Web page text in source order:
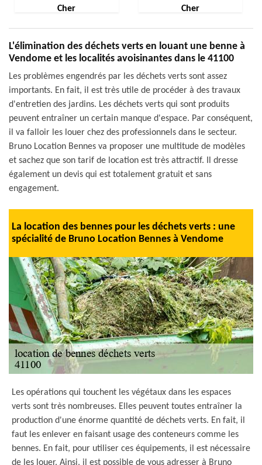
Cher
Cher
L'élimination des déchets verts en louant une benne à
Vendome et les localités avoisinantes dans le 41100
Les problèmes engendrés par les déchets verts sont assez
importants. En fait, il est très utile de procéder à des travaux
d'entretien des jardins. Les déchets verts qui sont produits
peuvent entraîner un certain manque d'espace. Par conséquent,
il va falloir les louer chez des professionnels dans le secteur.
Bruno Location Bennes va proposer une multitude de modèles
et sachez que son tarif de location est très attractif. Il dresse
également un devis qui est totalement gratuit et sans
engagement.
La location des bennes pour les déchets verts : une
spécialité de Bruno Location Bennes à Vendome
Les opérations qui touchent les végétaux dans les espaces
verts sont très nombreuses. Elles peuvent toutes entraîner la
production d'une énorme quantité de déchets verts. En fait, il
faut les enlever en faisant usage des conteneurs comme les
bennes. En fait, pour utiliser ces équipements, il est nécessaire
de les louer. Ainsi, il est possible de vous adresser à Bruno